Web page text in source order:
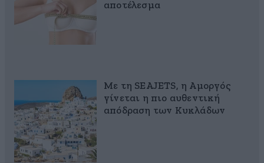
αποτέλεσμα
Με τη SEAJETS, η Αμοργός
γίνεται η πιο αυθεντική
απόδραση των Κυκλάδων